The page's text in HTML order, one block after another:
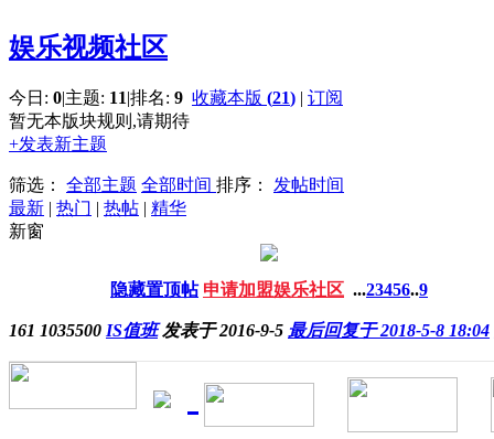
娱乐视频社区
今日: 0|主题: 11|排名: 9 收藏本版 (21) | 订阅
暂无本版块规则,请期待
+发表新主题
筛选： 全部主题 全部时间 排序： 发帖时间
最新 | 热门 | 热帖 | 精华
新窗
隐藏置顶帖 申请加盟娱乐社区 ...23456..9
161 1035500 IS值班 发表于 2016-9-5 最后回复于 2018-5-8 18:04